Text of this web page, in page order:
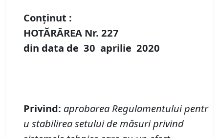
Conținut :
HOTĂRÂREA Nr. 227
din data de 30 aprilie 2020
Privind: aprobarea Regulamentuluipentr
u stabilirea setului de măsuri privind